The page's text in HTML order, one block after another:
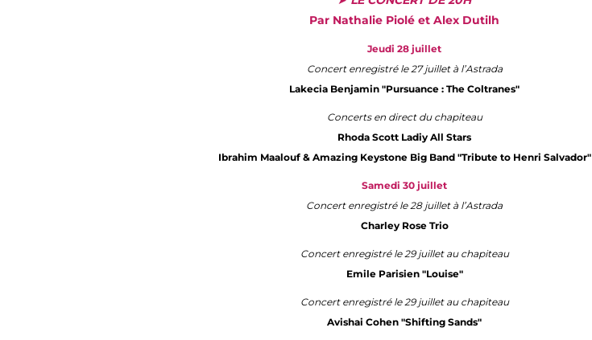
Par Nathalie Piolé et Alex Dutilh
Jeudi 28 juillet
Concert enregistré le 27 juillet à l’Astrada
Lakecia Benjamin "Pursuance : The Coltranes"
Concerts en direct du chapiteau
Rhoda Scott Ladiy All Stars
Ibrahim Maalouf & Amazing Keystone Big Band "Tribute to Henri Salvador"
Samedi 30 juillet
Concert enregistré le 28 juillet à l’Astrada
Charley Rose Trio
Concert enregistré le 29 juillet au chapiteau
Emile Parisien "Louise"
Concert enregistré le 29 juillet au chapiteau
Avishai Cohen "Shifting Sands"